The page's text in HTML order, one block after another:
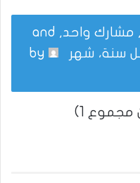
This topic has 0 ردود, مشارك واحد, and
سنة، شهر
1)